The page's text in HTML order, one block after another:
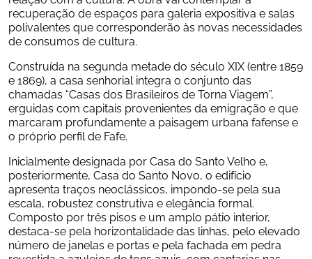
recuperação de espaços para galeria expositiva e salas
polivalentes que corresponderão às novas necessidades
de consumos de cultura.
Construída na segunda metade do século XIX (entre 1859
e 1869), a casa senhorial integra o conjunto das
chamadas “Casas dos Brasileiros de Torna Viagem”,
erguidas com capitais provenientes da emigração e que
marcaram profundamente a paisagem urbana fafense e
o próprio perfil de Fafe.
Inicialmente designada por Casa do Santo Velho e,
posteriormente, Casa do Santo Novo, o edifício
apresenta traços neoclássicos, impondo-se pela sua
escala, robustez construtiva e elegância formal.
Composto por três pisos e um amplo pátio interior,
destaca-se pela horizontalidade das linhas, pelo elevado
número de janelas e portas e pela fachada em pedra